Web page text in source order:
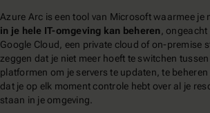
Azure Arc is een tool van Microsoft waarmee je
in je hele IT-omgeving kan beheren ,
Google Cloud, een private cloud of on-premise
zeggen dat je niet meer hoeft te switchen
platformen om je servers te updaten, te
dat je op elk moment controle hebt over al je
staan in je omgeving.